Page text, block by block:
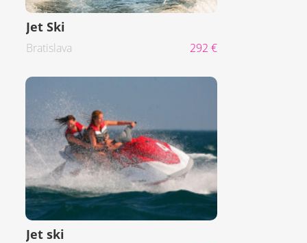
Jet Ski
Bratislava 292 €
Jet ski